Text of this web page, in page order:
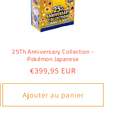
25Th Anniversary Collection -
Pokémon Japanese
Prix
habituel
€399,95 EUR
Ajouter au panier